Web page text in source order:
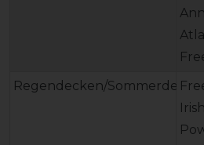
Regendecken/